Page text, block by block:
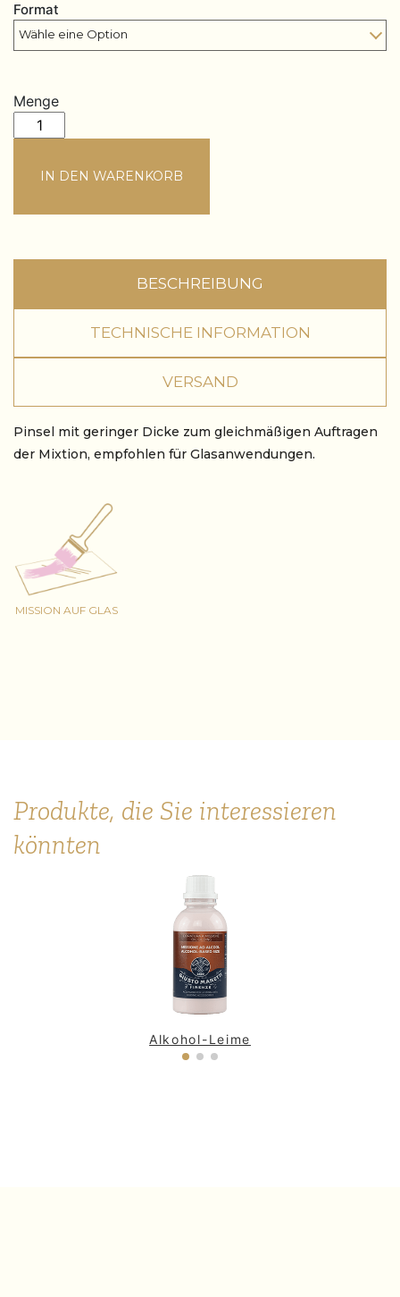
Format
Menge
Glasvergoldungspinsel (Glass gilding) quantity
IN DEN WARENKORB
BESCHREIBUNG
TECHNISCHE INFORMATION
VERSAND
Pinsel mit geringer Dicke zum gleichmäßigen Auftragen
der Mixtion, empfohlen für Glasanwendungen.
MISSION AUF GLAS
Produkte, die Sie interessieren
könnten
Alkohol-Leime